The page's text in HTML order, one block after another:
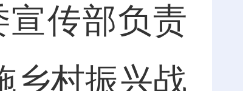
传部负责
乡村振兴战